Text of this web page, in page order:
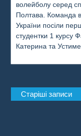
волейболу серед
Полтава. Команда
України посіли
студентки 1 курсу
Катерина та
Навігація
за
Старіші записи